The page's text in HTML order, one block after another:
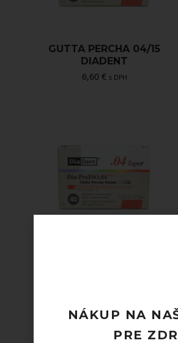
GUTTA PERCHA 04/15
DIADENT
6,60 € s DPH
NÁKUP NA
PRE